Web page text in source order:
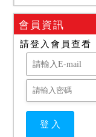
會員資訊
請登入會員查看